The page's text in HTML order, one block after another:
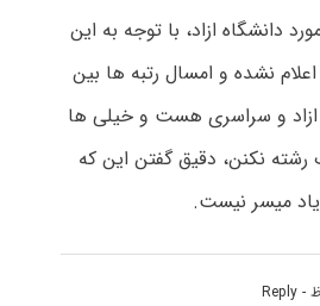
دانشگاه ازاد، با توجه به این
نشده و امسال رتبه ها بین
ازاد و سراسری هست و خیلی ها
رشته نکنن، دقیق گفتن این که
میسر نیست.
- Reply